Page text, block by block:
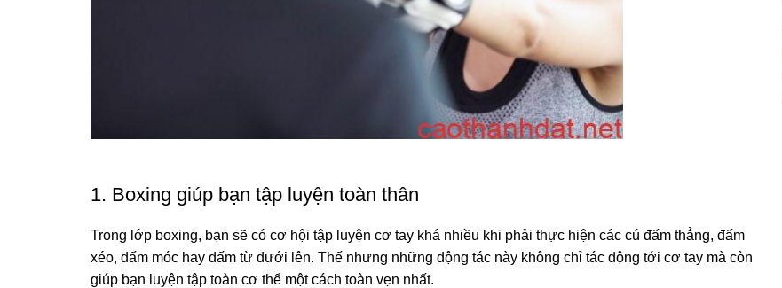
1. Boxing giúp bạn tập luyện toàn thân
Trong lớp boxing, bạn sẽ có cơ hội tập luyện cơ tay khá nhiều khi phải thực hiện các cú đấm thẳng, đấm
xéo, đấm móc hay đấm từ dưới lên. Thế nhưng những động tác này không chỉ tác động tới cơ tay mà còn
giúp bạn luyện tập toàn cơ thể một cách toàn vẹn nhất.